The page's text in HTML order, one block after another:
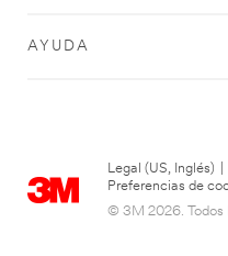
AYUDA
Legal (US, Inglés)
Preferencias de
© 3M 2026. Todos